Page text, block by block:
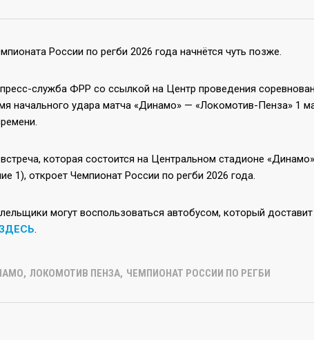
России по регби 2026 года начнётся чуть позже.
служба ФРР со ссылкой на Центр проведения
начального удара матча «Динамо» — «Локомотив-Пенза» 1
которая состоится на Центральном стадионе
1), откроет Чемпионат России по регби 2026 года.
могут воспользоваться автобусом, который
.
, ЛОКОМОТИВ ПЕНЗА, ЧЕМПИОНАТ РОССИИ ПО РЕГБИ